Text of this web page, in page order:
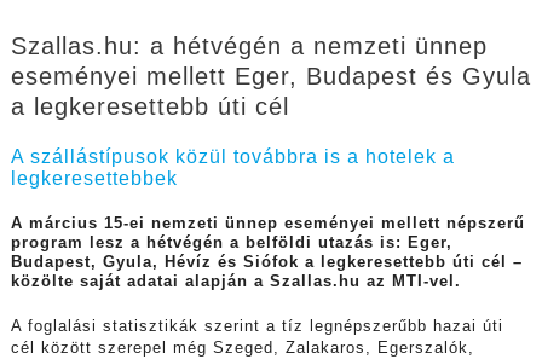
Szallas.hu: a hétvégén a nemzeti ünnep
eseményei mellett Eger, Budapest és Gyula
a legkeresettebb úti cél
A szállástípusok közül továbbra is a hotelek a
legkeresettebbek
A március 15-ei nemzeti ünnep eseményei mellett népszerű
program lesz a hétvégén a belföldi utazás is: Eger,
Budapest, Gyula, Hévíz és Siófok a legkeresettebb úti cél –
közölte saját adatai alapján a Szallas.hu az MTI-vel.
A foglalási statisztikák szerint a tíz legnépszerűbb hazai úti
cél között szerepel még Szeged, Zalakaros, Egerszalók,